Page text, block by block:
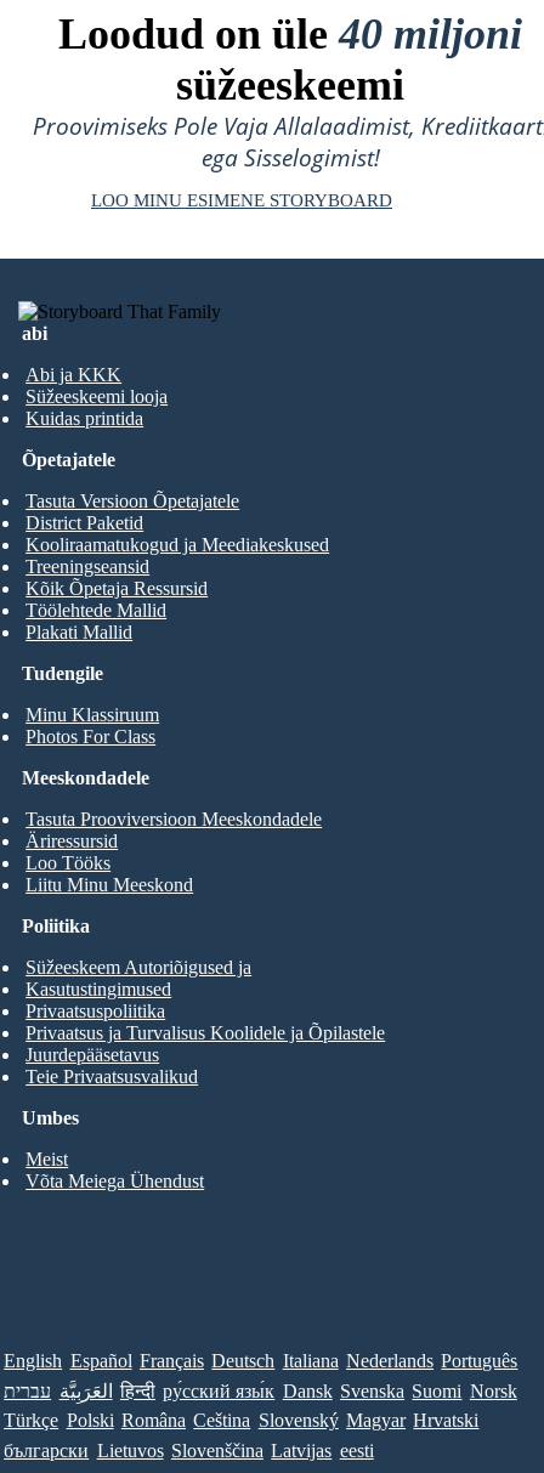
Loodud on üle40 miljoni
süžeeskeemi
Proovimiseks Pole Vaja Allalaadimist,
ega Sisselogimist!
LOO MINU ESIMENE STORYBOARD
abi
Abi ja KKK
Süžeeskeemi looja
Kuidas printida
Tudengile
Minu Klassiruum
Photos For Class
Õpetajatele
Tasuta Versioon Õpetajatele
District Paketid
Kooliraamatukogud ja Meediakeskused
Treeningseansid
Kõik Õpetaja Ressursid
Töölehtede Mallid
Plakati Mallid
Meeskondadele
Tasuta Prooviversioon Meeskondadele
Äriressursid
Loo Tööks
Liitu Minu Meeskond
Umbes
Meist
Võta Meiega Ühendust
Poliitika
Süžeeskeem Autoriõigused ja
Kasutustingimused
Privaatsuspoliitika
Privaatsus ja Turvalisus Koolidele ja Õpilastele
Juurdepääsetavus
Teie Privaatsusvalikud
English Español Français Deutsch Italiana Nederlands Português
עברית العَرَبِيَّة हिन्दी ру́сский язы́к Dansk Svenska Suomi Norsk
Türkçe Polski Româna Ceština Slovenský Magyar Hrvatski
български Lietuvos Slovenščina Latvijas eesti